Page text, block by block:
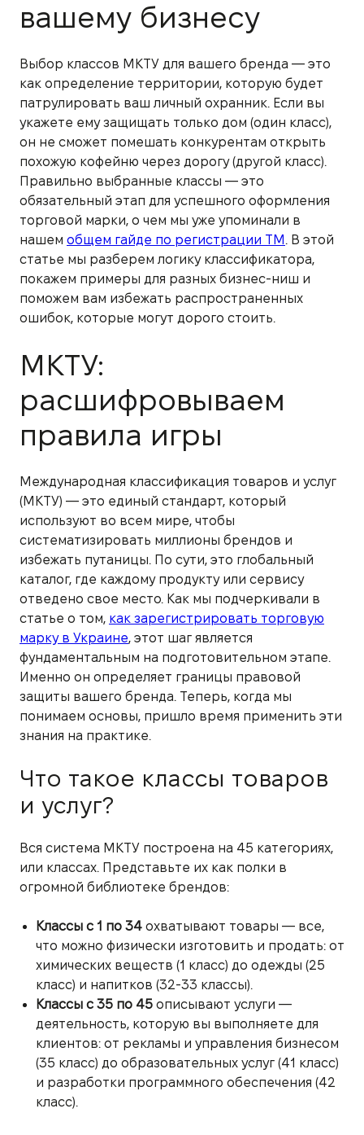
вашему бизнесу
Выбор классов МКТУ для вашего бренда — это
как определение территории, которую будет
патрулировать ваш личный охранник. Если вы
укажете ему защищать только дом (один класс),
он не сможет помешать конкурентам открыть
похожую кофейню через дорогу (другой класс).
Правильно выбранные классы — это
обязательный этап для успешного оформления
торговой марки, о чем мы уже упоминали в
нашем общем гайде по регистрации ТМ . В этой
статье мы разберем логику классификатора,
покажем примеры для разных бизнес-ниш и
поможем вам избежать распространенных
ошибок, которые могут дорого стоить.
МКТУ:
расшифровываем
правила игры
Международная классификация товаров и услуг
(МКТУ) — это единый стандарт, который
используют во всем мире, чтобы
систематизировать миллионы брендов и
избежать путаницы. По сути, это глобальный
каталог, где каждому продукту или сервису
отведено свое место. Как мы подчеркивали в
статье о том, как зарегистрировать торговую
марку в Украине, этот шаг является
фундаментальным на подготовительном этапе.
Именно он определяет границы правовой
защиты вашего бренда. Теперь, когда мы
понимаем основы, пришло время применить эти
знания на практике.
Что такое классы товаров
и услуг?
Вся система МКТУ построена на 45 категориях,
или классах. Представьте их как полки в
огромной библиотеке брендов:
Классы с 1 по 34 охватывают товары — все,
что можно физически изготовить и продать: от
химических веществ (1 класс) до одежды (25
класс) и напитков (32-33 классы).
Классы с 35 по 45 описывают услуги —
деятельность, которую вы выполняете для
клиентов: от рекламы и управления бизнесом
(35 класс) до образовательных услуг (41 класс)
и разработки программного обеспечения (42
класс).